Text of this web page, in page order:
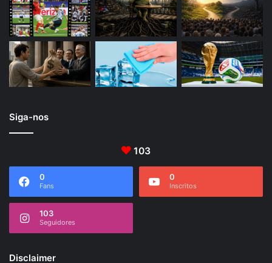
Siga-nos
103
0
Fans
0
Inscritos
103
Seguidores
Disclaimer